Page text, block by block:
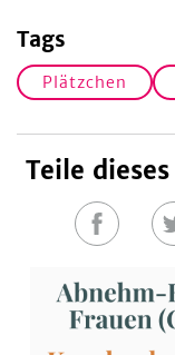
Tags
Plätzchen
Teile
Auf
teilen